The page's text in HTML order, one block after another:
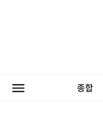
종합